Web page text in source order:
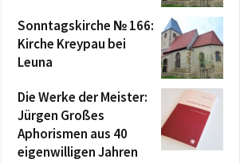
Sonntagskirche № 166:
Kirche Kreypau bei
Leuna
Die Werke der Meister:
Jürgen Großes
Aphorismen aus 40
eigenwilligen Jahren